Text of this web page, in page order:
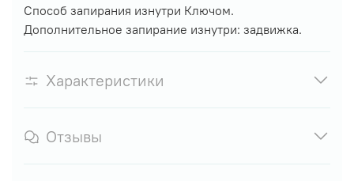
Способ запирания изнутри Ключом.
Дополнительное запирание изнутри: задвижка.
Характеристики
Отзывы